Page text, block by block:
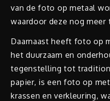
van de foto op metaal
waardoor deze nog
Daarnaast heeft foto op
het duurzaam en
tegenstelling tot
papier, is een foto op
krassen en verkleuring,